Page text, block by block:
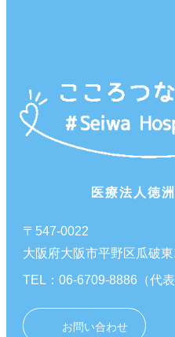
医療法人徳
〒547-0022
大阪府大阪市平野区瓜破
TEL：06-6709-8886（代表
お問い合わせ